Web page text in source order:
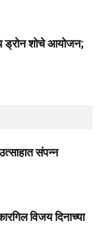
ड्रोन शोचे आयोजन;
संपन्न
विजय दिनाच्या